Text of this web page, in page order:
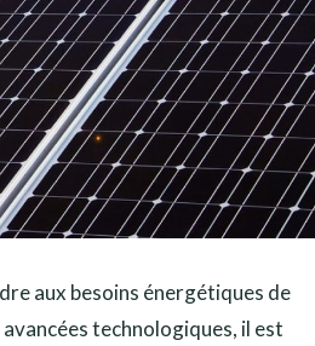
aux besoins énergétiques de
technologiques, il est